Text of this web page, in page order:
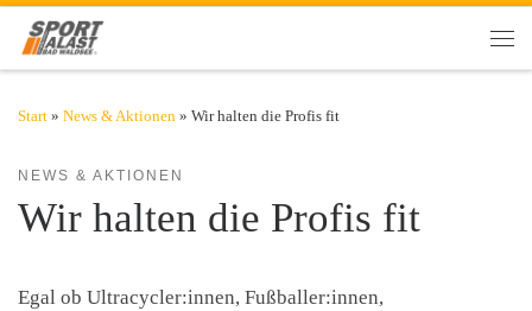
Zum Inhalt springen
Start » News & Aktionen » Wir halten die Profis fit
NEWS & AKTIONEN
Wir halten die Profis fit
Egal ob Ultracycler:innen, Fußballer:innen,